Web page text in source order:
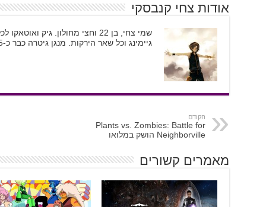
אודות צחי קנבסקי
שמי צחי, בן 22 וחצי מחולון. גיק
גיימינג וכל שאר הירקות. מנגן גיטרה כבר כ-5 שנים ומשמש ככתב גיימינג וקולנוע
הקודם
Plants vs. Zombies: Battle for
Neighborville הושק במלואו
מאמרים קשורים